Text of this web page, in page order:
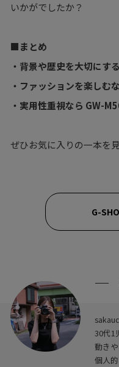
いかがでしたか？
■まとめ
・背景や歴史を大切にす
・ファッションを楽しむ
・実用性重視なら GW-
ぜひお気に入りの一本を
G-
30代1
動き
個人